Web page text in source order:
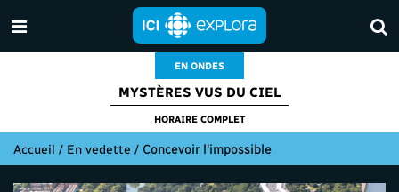
EN ONDES
MYSTÈRES VUS DU CIEL
HORAIRE COMPLET
Accueil / En vedette / Concevoir l'impossible